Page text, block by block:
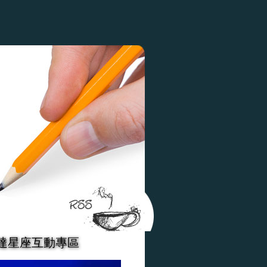
星座互動專區